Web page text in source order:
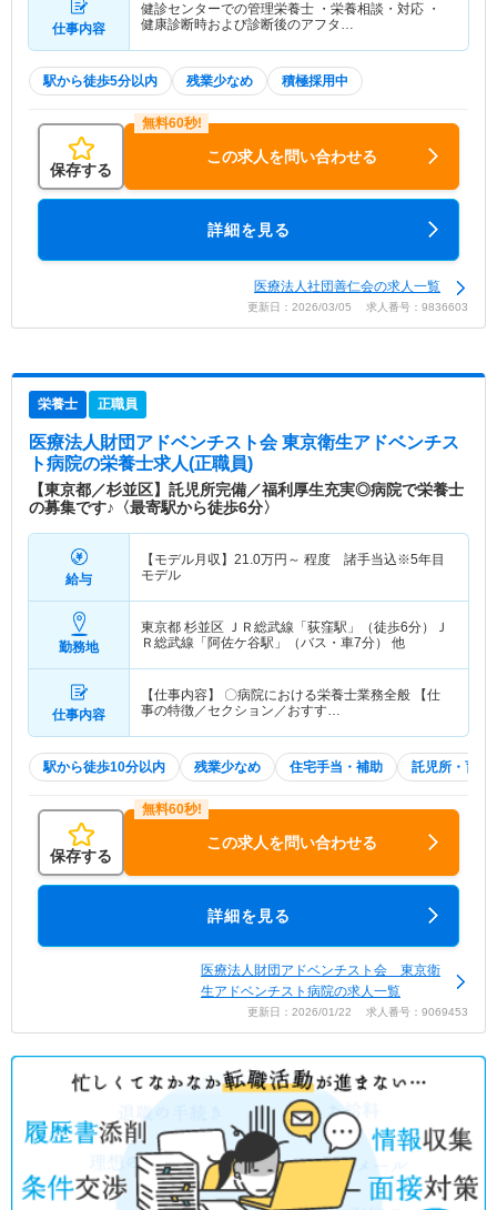
仕事内容
健診センターでの管理栄養士 ・栄養相談・対応 ・
健康診断時および診断後のアフタ…
駅から徒歩5分以内 残業少なめ 積極採用中
保存する
この求人を問い合わせる
詳細を見る
医療法人社団善仁会の求人一覧
更新日：2026/03/05 求人番号：9836603
栄養士 正職員
医療法人財団アドベンチスト会 東京衛生アドベンチス
ト病院の栄養士求人(正職員)
【東京都／杉並区】託児所完備／福利厚生充実◎病院で栄養士
の募集です♪〈最寄駅から徒歩6分〉
給与
【モデル月収】 21.0万円～ 程度 諸手当込※5年目
モデル
勤務地
東京都 杉並区 ＪＲ総武線「荻窪駅」（徒歩6分）Ｊ
Ｒ総武線「阿佐ケ谷駅」（バス・車7分） 他
仕事内容
【仕事内容】 〇病院における栄養士業務全般 【仕
事の特徴／セクション／おすす…
駅から徒歩10分以内 残業少なめ 住宅手当・補助 託児所・育児
保存する
この求人を問い合わせる
詳細を見る
医療法人財団アドベンチスト会 東京衛
生アドベンチスト病院の求人一覧
更新日：2026/01/22 求人番号：9069453